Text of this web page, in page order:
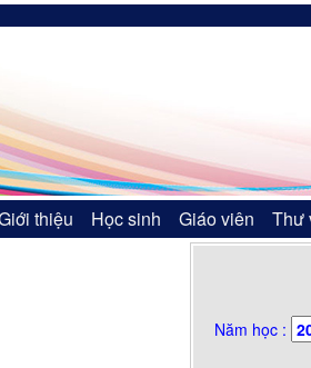
thiệu Học sinh Giáo viên Thư
Năm học :